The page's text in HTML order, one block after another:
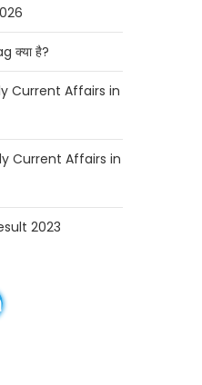
क्या है?
Current Affairs in
Current Affairs in
2023